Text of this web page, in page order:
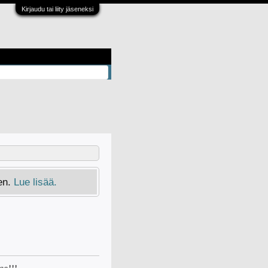
Kirjaudu tai liity jäseneksi
Lue lisää.